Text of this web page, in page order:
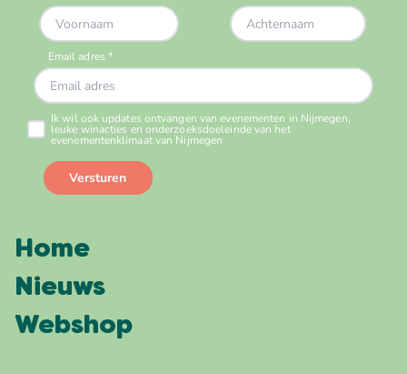
Home
Nieuws
Webshop